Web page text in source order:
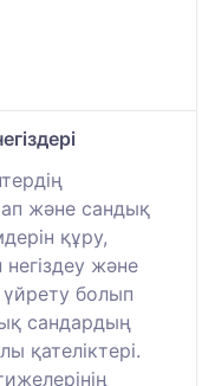
және сандық
құру,
және
үйрету болып
сандардың
қателіктері.